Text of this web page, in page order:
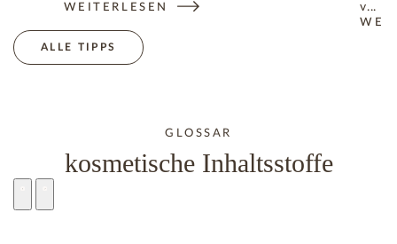
IM SOMMER: WIE DIE HAUT IHR GLEICHGEWICHT
WEITERLESEN
: HAUTERWACHEN: WIE LÄSST SICH DER TEINTv...
: WIE
ALLE TIPPS
GLOSSAR
kosmetische Inhaltsstoffe